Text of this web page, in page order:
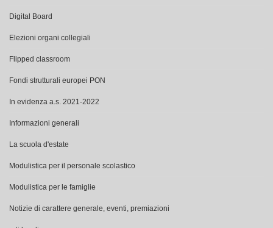
Digital Board
Elezioni organi collegiali
Flipped classroom
Fondi strutturali europei PON
In evidenza a.s. 2021-2022
Informazioni generali
La scuola d'estate
Modulistica per il personale scolastico
Modulistica per le famiglie
Notizie di carattere generale, eventi, premiazioni